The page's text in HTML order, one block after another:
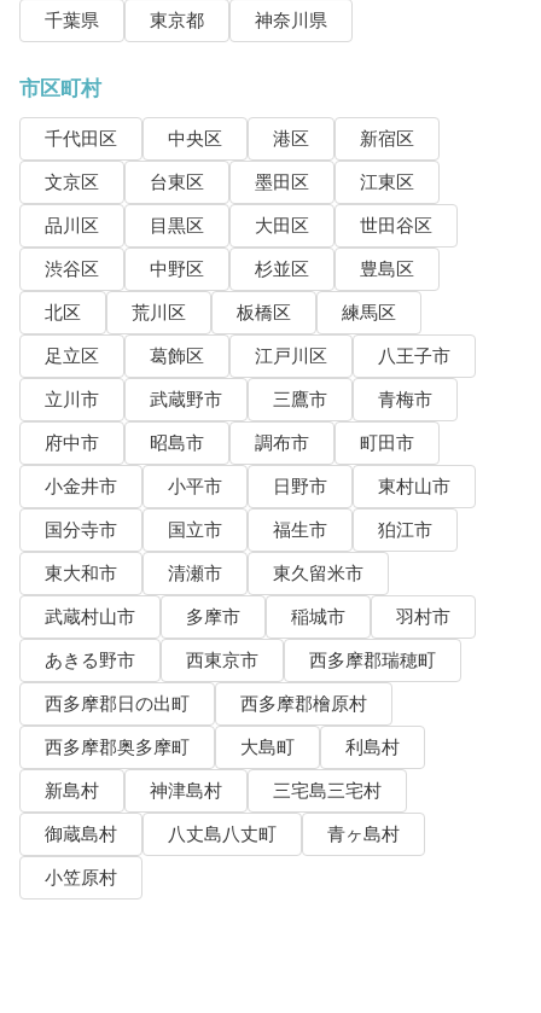
千葉県
東京都 神奈川県
市区町村
千代田区 中央区 港区
新宿区
文京区
台東区 墨田区
江東区
品川区
目黒区 大田区
世田谷区
渋谷区
中野区 杉並区
豊島区
北区
荒川区 板橋区
練馬区
足立区
葛飾区 江戸川区
八王子市
立川市
武蔵野市 三鷹市
青梅市
府中市
昭島市 調布市
町田市
小金井市
小平市 日野市
東村山市
国分寺市
国立市 福生市
狛江市
東大和市
清瀬市
東久留米市
武蔵村山市
多摩市 稲城市
羽村市
あきる野市
西東京市
西多摩郡瑞穂町
西多摩郡日の出町
西多摩郡檜原村
西多摩郡奥多摩町
大島町
利島村
新島村
神津島村
三宅島三宅村
御蔵島村
八丈島八丈町
青ヶ島村
小笠原村